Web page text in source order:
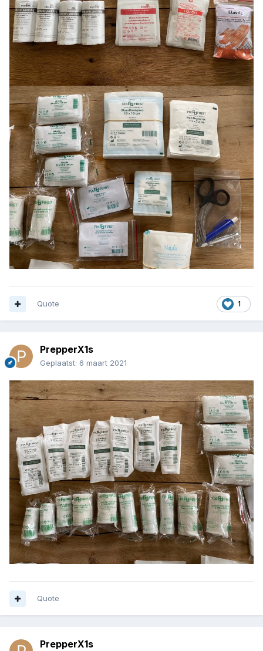
1
Quote
PrepperX1s
Geplaatst: 6 maart 2021
Quote
PrepperX1s